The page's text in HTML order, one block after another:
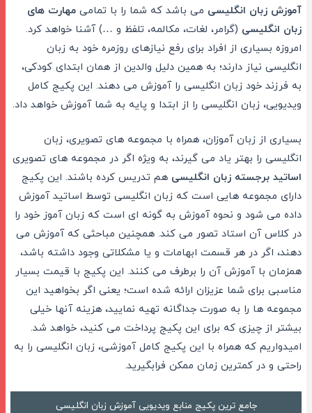
آموزش زبان انگلیسیمی باشد که شما را با تمامی مهارت های
زبان انگلیسی(گرامر، لغات، مکالمه، تلفظ و …) آشنا خواهد کرد.
امروزه بسیاری از افراد برای رفع نیازهای روزمره خود به زبان
انگلیسی نیاز دارند؛ به همین دلیل والدین از همان ابتدای کودکی،
به فرزند خود زبان انگلیسی را آموزش می دهند. این پکیج کامل
ویدیویی، زبان انگلیسی را از ابتدا و پایه به شما آموزش خواهد داد.
بسیاری از زبان آموزان، همراه با مجموعه های تصویری، زبان
انگلیسی را بهتر یاد می گیرند، به ویژه اگر در مجموعه های تصویری
اساتید برجسته زبان انگلیسیهم تدریس کرده باشند. این پکیج
دارای مجموعه هایی است که زبان انگلیسی توسط اساتید آموزش
داده می شود و نحوه آموزش به گونه ای است که زبان آموز خود را
در کلاس آن استاد تصور می کند. همچنین مباحثی که آموزش می
دهند، اگر در هر قسمت ابهامات و یا مشکلاتی وجود داشته باشد،
همزمان با آموزش آن را برطرف می کنند. این پکیج با قیمت بسیار
مناسبی برای شما عزیزان ارائه شده است؛ یعنی اگر بخواهید این
مجموعه ها را به صورت جداگانه تهیه نمایید، هزینه آنها خیلی
بیشتر از چیزی که برای این پکیج پرداخت می کنید، خواهد شد.
امیدواریم که همراه با این پکیج کامل آموزشی، زبان انگلیسی را به
راحتی و در کمترین زمان ممکن فرابگیرید.
جامع ترین پکیج منابع ویدیویی آموزش زبان انگلیسی